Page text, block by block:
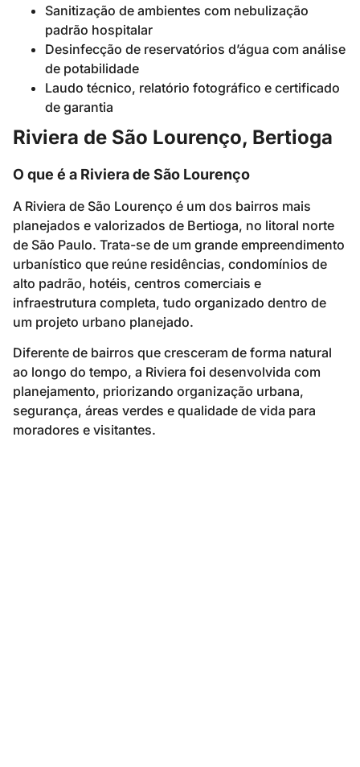
Sanitização de ambientes com nebulização
padrão hospitalar
Desinfecção de reservatórios d’água com análise
de potabilidade
Laudo técnico, relatório fotográfico e certificado
de garantia
Riviera de São Lourenço, Bertioga
O que é a Riviera de São Lourenço
A Riviera de São Lourenço é um dos bairros mais
planejados e valorizados de Bertioga, no litoral norte
de São Paulo. Trata-se de um grande empreendimento
urbanístico que reúne residências, condomínios de
alto padrão, hotéis, centros comerciais e
infraestrutura completa, tudo organizado dentro de
um projeto urbano planejado.
Diferente de bairros que cresceram de forma natural
ao longo do tempo, a Riviera foi desenvolvida com
planejamento, priorizando organização urbana,
segurança, áreas verdes e qualidade de vida para
moradores e visitantes.